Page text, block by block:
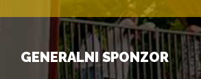
GENERALNI SPONZOR